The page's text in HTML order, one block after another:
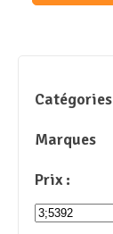
Catégories
Marques
Prix :